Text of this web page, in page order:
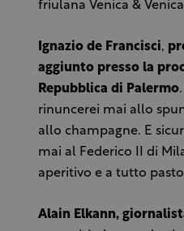
friulana Venica &
Ignazio de Francisci,
aggiunto presso la
Repubblica di Palermo
rinuncerei mai allo
allo champagne. E
mai al Federico II di
aperitivo e a tutto
Alain Elkann,